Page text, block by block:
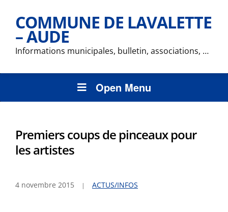
COMMUNE DE LAVALETTE
– AUDE
Informations municipales, bulletin, associations, …
Open Menu
Premiers coups de pinceaux pour
les artistes
4 novembre 2015 ACTUS/INFOS